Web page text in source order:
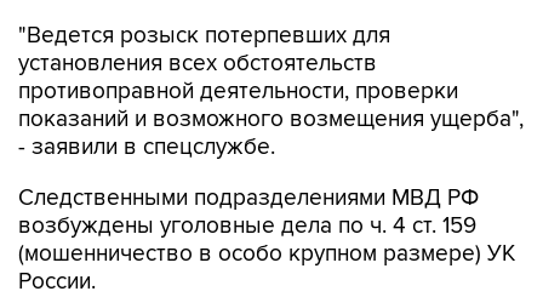
"Ведется розыск потерпевших для
установления всех обстоятельств
противоправной деятельности, проверки
показаний и возможного возмещения ущерба",
- заявили в спецслужбе.
Следственными подразделениями МВД РФ
возбуждены уголовные дела по ч. 4 ст. 159
(мошенничество в особо крупном размере) УК
России.